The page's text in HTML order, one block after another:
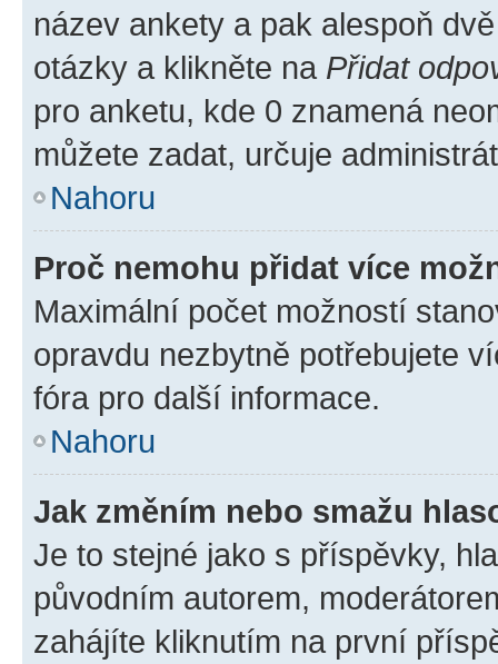
název ankety a pak alespoň
otázky a klikněte na Přidat
pro anketu, kde 0 znamená
můžete zadat, určuje
Nahoru
Proč nemohu přidat více
Maximální počet možností
opravdu nezbytně potřebujete
fóra pro další informace.
Nahoru
Jak změním nebo smažu
Je to stejné jako s příspěvky,
původním autorem,
zahájíte kliknutím na první